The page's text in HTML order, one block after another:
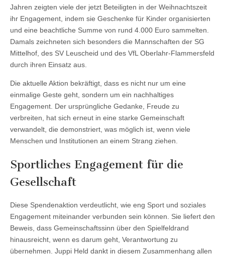
Jahren zeigten viele der jetzt Beteiligten in der Weihnachtszeit
ihr Engagement, indem sie Geschenke für Kinder organisierten
und eine beachtliche Summe von rund 4.000 Euro sammelten.
Damals zeichneten sich besonders die Mannschaften der SG
Mittelhof, des SV Leuscheid und des VfL Oberlahr-Flammersfeld
durch ihren Einsatz aus.
Die aktuelle Aktion bekräftigt, dass es nicht nur um eine
einmalige Geste geht, sondern um ein nachhaltiges
Engagement. Der ursprüngliche Gedanke, Freude zu
verbreiten, hat sich erneut in eine starke Gemeinschaft
verwandelt, die demonstriert, was möglich ist, wenn viele
Menschen und Institutionen an einem Strang ziehen.
Sportliches Engagement für die
Gesellschaft
Diese Spendenaktion verdeutlicht, wie eng Sport und soziales
Engagement miteinander verbunden sein können. Sie liefert den
Beweis, dass Gemeinschaftssinn über den Spielfeldrand
hinausreicht, wenn es darum geht, Verantwortung zu
übernehmen. Juppi Held dankt in diesem Zusammenhang allen